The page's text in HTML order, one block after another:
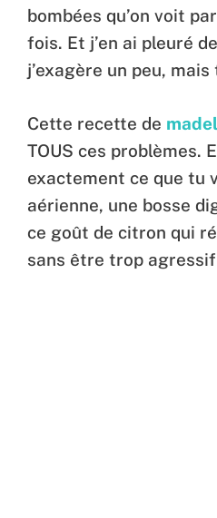
bombées qu’on voit
fois. Et j’en ai pleuré
j’exagère un peu, mais
Cette recette de
TOUS ces problèmes.
exactement ce que tu
aérienne, une bosse
ce goût de citron qui
sans être trop